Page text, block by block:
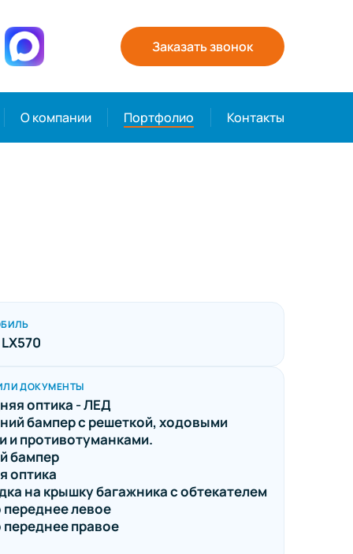
Заказать звонок
О компании Портфолио Контакты
LX570
ДОКУМЕНТЫ
оптика - ЛЕД
бампер с решеткой, ходовыми
и противотуманками.
бампер
оптика
на крышку багажника с обтекателем
левое
правое